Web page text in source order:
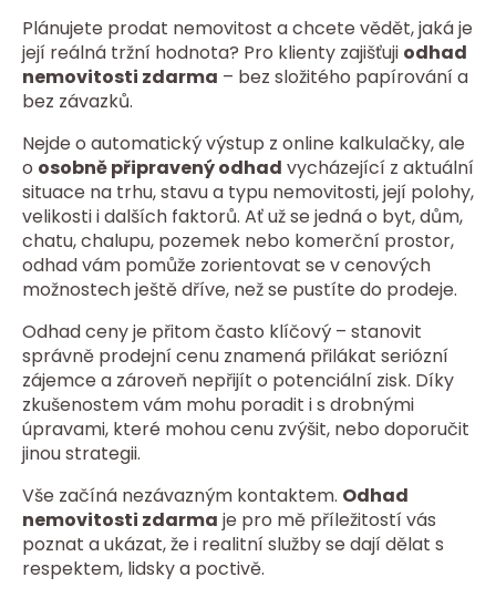
Plánujete prodat nemovitost a chcete vědět, jaká je
její reálná tržní hodnota? Pro klienty zajišťuji odhad
nemovitosti zdarma – bez složitého papírování a
bez závazků.
Nejde o automatický výstup z online kalkulačky, ale
o osobně připravený odhad vycházející z aktuální
situace na trhu, stavu a typu nemovitosti, její polohy,
velikosti i dalších faktorů. Ať už se jedná o byt, dům,
chatu, chalupu, pozemek nebo komerční prostor,
odhad vám pomůže zorientovat se v cenových
možnostech ještě dříve, než se pustíte do prodeje.
Odhad ceny je přitom často klíčový – stanovit
správně prodejní cenu znamená přilákat seriózní
zájemce a zároveň nepřijít o potenciální zisk. Díky
zkušenostem vám mohu poradit i s drobnými
úpravami, které mohou cenu zvýšit, nebo doporučit
jinou strategii.
Vše začíná nezávazným kontaktem. Odhad
nemovitosti zdarma je pro mě příležitostí vás
poznat a ukázat, že i realitní služby se dají dělat s
respektem, lidsky a poctivě.